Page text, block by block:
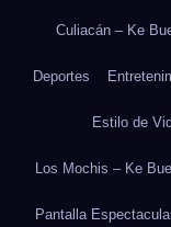
Culiacán – Ke
Deportes
Estilo de
Los Mochis – Ke
Pantalla